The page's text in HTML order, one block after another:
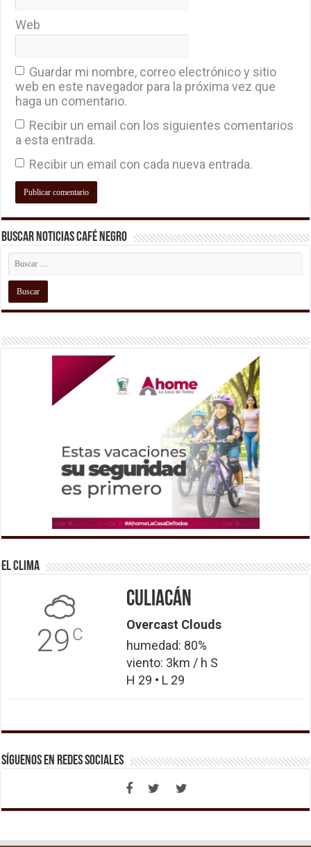
Web
Guardar mi nombre, correo electrónico y sitio
web en este navegador para la próxima vez que
haga un comentario.
Recibir un email con los siguientes comentarios
a esta entrada.
Recibir un email con cada nueva entrada.
Buscar Noticias Café Negro
El Clima
29 C
Culiacán
Overcast Clouds
humedad: 80%
viento: 3km / h S
H 29 • L 29
Síguenos en Redes Sociales